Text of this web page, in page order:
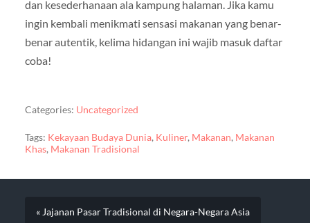
dan kesederhanaan ala kampung halaman. Jika kamu
ingin kembali menikmati sensasi makanan yang benar-
benar autentik, kelima hidangan ini wajib masuk daftar
coba!
Categories: Uncategorized
Tags: Kekayaan Budaya Dunia, Kuliner, Makanan, Makanan
Khas, Makanan Tradisional
« Jajanan Pasar Tradisional di Negara-Negara Asia